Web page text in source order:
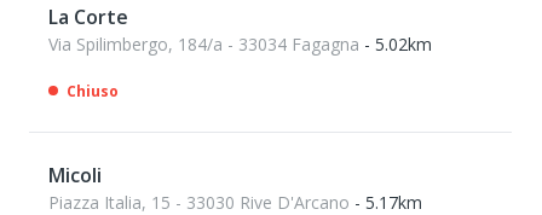
La Corte
Via Spilimbergo, 184/a - 33034 Fagagna - 5.02km
Chiuso
Micoli
Piazza Italia, 15 - 33030 Rive D'Arcano - 5.17km